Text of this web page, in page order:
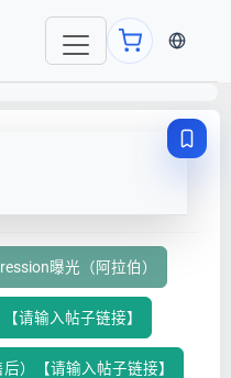
当前语
曝光（阿拉伯）
请输入帖子链接】
）【请输入帖子链接】